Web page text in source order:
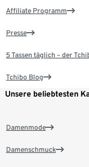
Affiliate Programm
Presse
5 Tassen täglich – der
Tchibo Blog
Unsere beliebtesten
Damenmode
Damenschmuck